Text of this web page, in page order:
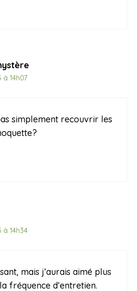
à 14h07
simplement recouvrir les
à 14h34
mais j’aurais aimé plus
fréquence d’entretien.